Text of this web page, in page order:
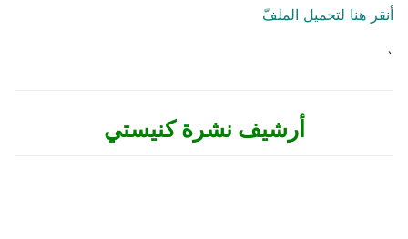
أنقر هنا لتحميل الملفّ
`
أرشيف نشرة كنيستي